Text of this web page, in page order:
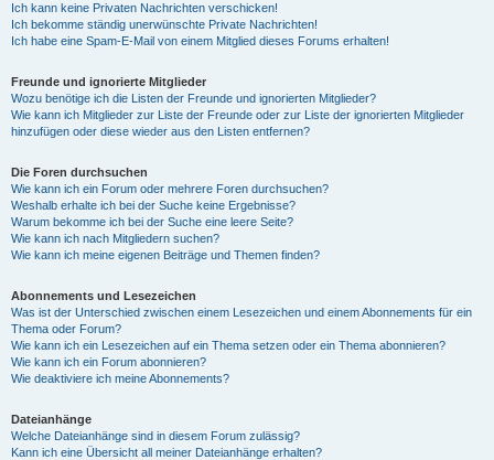
Ich kann keine Privaten Nachrichten verschicken!
Ich bekomme ständig unerwünschte Private Nachrichten!
Ich habe eine Spam-E-Mail von einem Mitglied dieses Forums erhalten!
Freunde und ignorierte Mitglieder
Wozu benötige ich die Listen der Freunde und ignorierten Mitglieder?
Wie kann ich Mitglieder zur Liste der Freunde oder zur Liste der ignorierten Mitglieder
hinzufügen oder diese wieder aus den Listen entfernen?
Die Foren durchsuchen
Wie kann ich ein Forum oder mehrere Foren durchsuchen?
Weshalb erhalte ich bei der Suche keine Ergebnisse?
Warum bekomme ich bei der Suche eine leere Seite?
Wie kann ich nach Mitgliedern suchen?
Wie kann ich meine eigenen Beiträge und Themen finden?
Abonnements und Lesezeichen
Was ist der Unterschied zwischen einem Lesezeichen und einem Abonnements für ein
Thema oder Forum?
Wie kann ich ein Lesezeichen auf ein Thema setzen oder ein Thema abonnieren?
Wie kann ich ein Forum abonnieren?
Wie deaktiviere ich meine Abonnements?
Dateianhänge
Welche Dateianhänge sind in diesem Forum zulässig?
Kann ich eine Übersicht all meiner Dateianhänge erhalten?